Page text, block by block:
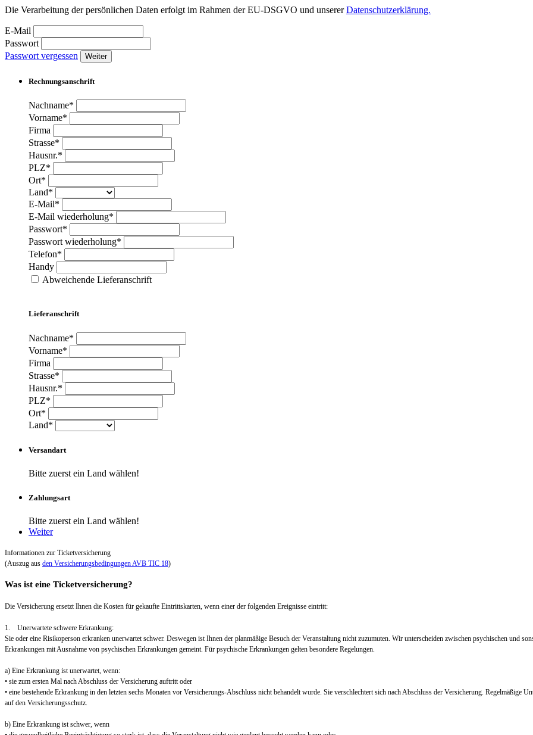
Die Verarbeitung der persönlichen Daten erfolgt im Rahmen der EU-DSGVO und unsererDatenschutzerklärung.
E-Mail
Passwort
Passwort vergessen
Weiter
Rechnungsanschrift
Nachname*
Vorname*
Firma
Strasse*
Hausnr.*
PLZ*
Ort*
Land*
E-Mail*
E-Mail wiederholung*
Passwort*
Passwort wiederholung*
Telefon*
Handy
Abweichende Lieferanschrift
Lieferanschrift
Nachname*
Vorname*
Firma
Strasse*
Hausnr.*
PLZ*
Ort*
Land*
Versandart
Bitte zuerst ein Land wählen!
Zahlungsart
Bitte zuerst ein Land wählen!
Weiter
Informationen zur Ticketversicherung
(Auszug aus den Versicherungsbedingungen AVB TIC 18)
Was ist eine Ticketversicherung?
Die Versicherung ersetzt Ihnen die Kosten für gekaufte Eintrittskarten, wenn einer der folgenden Ereignisse eintritt:
1. Unerwartete schwere Erkrankung:
Sie oder eine Risikoperson erkranken unerwartet schwer. Deswegen ist Ihnen der planmäßige Besuch der Veranstaltung nicht zuzumuten. Wir unterscheiden zwischen psychischen und
Erkrankungen mit Ausnahme von psychischen Erkrankungen gemeint. Für psychische Erkrankungen gelten besondere Regelungen.
a) Eine Erkrankung ist unerwartet, wenn:
• sie zum ersten Mal nach Abschluss der Versicherung auftritt oder
• eine bestehende Erkrankung in den letzten sechs Monaten vor Versicherungs-Abschluss nicht behandelt wurde. Sie verschlechtert sich nach Abschluss der Versicherung. Regelmäßige
auf den Versicherungsschutz.
b) Eine Erkrankung ist schwer, wenn